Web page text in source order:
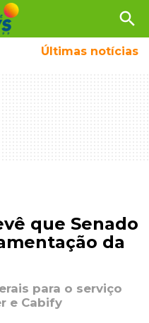
search
Últimas notícias
que Senado
da
para o serviço
e Cabify